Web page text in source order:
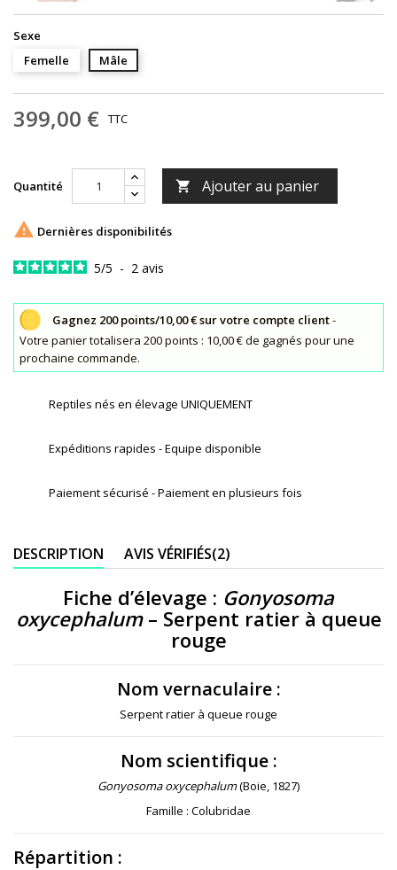
Sexe
Femelle
Mâle
399,00 € TTC
Quantité  Ajouter au panier
 Dernières disponibilités
5/5 - 2 avis
Gagnez 200 points/10,00 € sur votre compte client-
Votre panier totalisera 200 points : 10,00 € de gagnés pour une
prochaine commande.
Reptiles nés en élevage UNIQUEMENT
Expéditions rapides - Equipe disponible
Paiement sécurisé - Paiement en plusieurs fois
DESCRIPTION AVIS VÉRIFIÉS(2)
Fiche d’élevage : Gonyosoma
oxycephalum– Serpent ratier à queue
rouge
Nom vernaculaire :
Serpent ratier à queue rouge
Nom scientifique :
Gonyosoma oxycephalum(Boie, 1827)
Famille : Colubridae
Répartition :